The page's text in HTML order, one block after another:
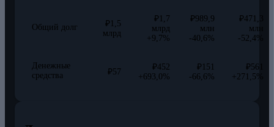
Общий долг
₽1,5
млрд
₽1,7
млрд
+9,7%
₽989,9
млн
-40,6%
₽471,3
млн
-52,4%
Денежные
средства
₽57
₽452
+693,0%
₽151
-66,6%
₽561
+271,5%